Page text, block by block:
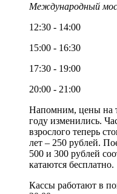
Международный
12:30 - 14:00
15:00 - 16:30
17:30 - 19:00
20:00 - 21:00
Напомним, цены на
году изменились.
взрослого теперь
лет – 250 рублей.
500 и 300 рублей
катаются бесплатно.
Кассы работают в